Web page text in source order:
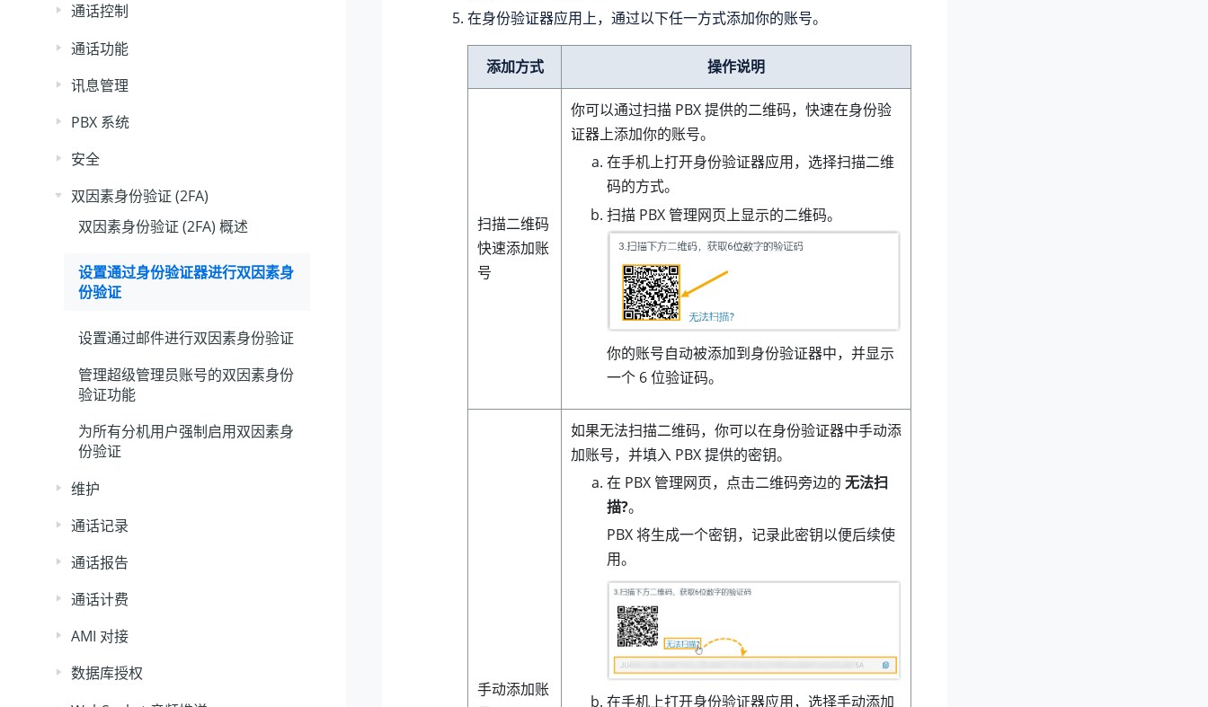
通话控制
通话功能
讯息管理
PBX 系统
安全
双因素身份验证 (2FA)
双因素身份验证 (2FA) 概述
设置通过身份验证器进行双因素身
份验证
设置通过邮件进行双因素身份验证
管理超级管理员账号的双因素身份
验证功能
为所有分机用户强制启用双因素身
份验证
维护
通话记录
通话报告
通话计费
AMI 对接
数据库授权
在身份验证器应用上，通过以下任一方式添加你的账号。
添加方式 操作说明
扫描二维码
快速添加账
号
你可以通过扫描 PBX 提供的二维码，快速在身份验
证器上添加你的账号。
在手机上打开身份验证器应用，选择扫描二维
码的方式。
扫描 PBX 管理网页上显示的二维码。
你的账号自动被添加到身份验证器中，并显示
一个 6 位验证码。
手动添加账
如果无法扫描二维码，你可以在身份验证器中手动添
加账号，并填入 PBX 提供的密钥。
在 PBX 管理网页，点击二维码旁边的 无法扫
描?。
PBX 将生成一个密钥，记录此密钥以便后续使
用。
在手机上打开身份验证器应用，选择手动添加